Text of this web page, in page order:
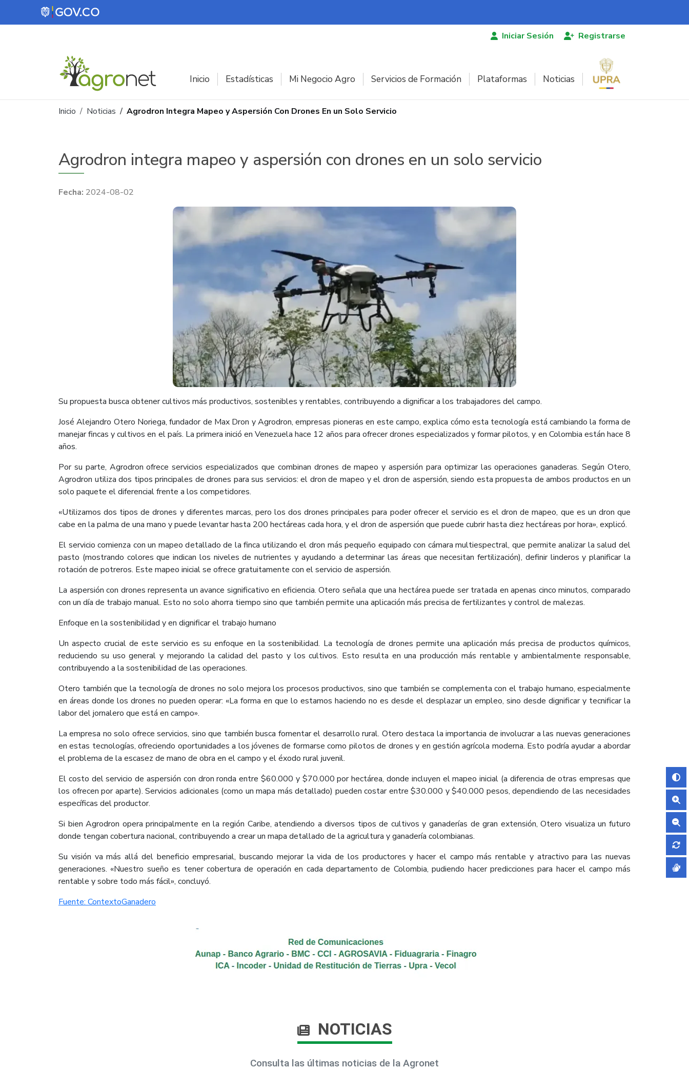
Pasar al contenido principal
Iniciar Sesión Registrarse
Inicio Estadísticas Mi Negocio Agro Servicios de Formación Plataformas Noticias
Ruta de navegación
Inicio Noticias Agrodron Integra Mapeo y Aspersión Con Drones En un Solo Servicio
Agrodron integra mapeo y aspersión con drones en un solo servicio
2024-08-02
Su propuesta busca obtener cultivos más productivos, sostenibles y rentables, contribuyendo a dignificar a los trabajadores del campo.
José Alejandro Otero Noriega, fundador de Max Dron y Agrodron, empresas pioneras en este campo, explica cómo esta tecnología está cambiando la forma de
manejar fincas y cultivos en el país. La primera inició en Venezuela hace 12 años para ofrecer drones especializados y formar pilotos, y en Colombia están hace 8
años.
Por su parte, Agrodron ofrece servicios especializados que combinan drones de mapeo y aspersión para optimizar las operaciones ganaderas. Según Otero,
Agrodron utiliza dos tipos principales de drones para sus servicios: el dron de mapeo y el dron de aspersión, siendo esta propuesta de ambos productos en un
solo paquete el diferencial frente a los competidores.
«Utilizamos dos tipos de drones y diferentes marcas, pero los dos drones principales para poder ofrecer el servicio es el dron de mapeo, que es un dron que
cabe en la palma de una mano y puede levantar hasta 200 hectáreas cada hora, y el dron de aspersión que puede cubrir hasta diez hectáreas por hora», explicó.
El servicio comienza con un mapeo detallado de la finca utilizando el dron más pequeño equipado con cámara multiespectral, que permite analizar la salud del
pasto (mostrando colores que indican los niveles de nutrientes y ayudando a determinar las áreas que necesitan fertilización), definir linderos y planificar la
rotación de potreros. Este mapeo inicial se ofrece gratuitamente con el servicio de aspersión.
La aspersión con drones representa un avance significativo en eficiencia. Otero señala que una hectárea puede ser tratada en apenas cinco minutos, comparado
con un día de trabajo manual. Esto no solo ahorra tiempo sino que también permite una aplicación más precisa de fertilizantes y control de malezas.
Enfoque en la sostenibilidad y en dignificar el trabajo humano
Un aspecto crucial de este servicio es su enfoque en la sostenibilidad. La tecnología de drones permite una aplicación más precisa de productos químicos,
reduciendo su uso general y mejorando la calidad del pasto y los cultivos. Esto resulta en una producción más rentable y ambientalmente responsable,
contribuyendo a la sostenibilidad de las operaciones.
Otero también que la tecnología de drones no solo mejora los procesos productivos, sino que también se complementa con el trabajo humano, especialmente
en áreas donde los drones no pueden operar: «La forma en que lo estamos haciendo no es desde el desplazar un empleo, sino desde dignificar y tecnificar la
labor del jornalero que está en campo».
La empresa no solo ofrece servicios, sino que también busca fomentar el desarrollo rural. Otero destaca la importancia de involucrar a las nuevas generaciones
en estas tecnologías, ofreciendo oportunidades a los jóvenes de formarse como pilotos de drones y en gestión agrícola moderna. Esto podría ayudar a abordar
el problema de la escasez de mano de obra en el campo y el éxodo rural juvenil.
El costo del servicio de aspersión con dron ronda entre $60.000 y $70.000 por hectárea, donde incluyen el mapeo inicial (a diferencia de otras empresas que
los ofrecen por aparte). Servicios adicionales (como un mapa más detallado) pueden costar entre $30.000 y $40.000 pesos, dependiendo de las necesidades
específicas del productor.
Si bien Agrodron opera principalmente en la región Caribe, atendiendo a diversos tipos de cultivos y ganaderías de gran extensión, Otero visualiza un futuro
donde tengan cobertura nacional, contribuyendo a crear un mapa detallado de la agricultura y ganadería colombianas.
Su visión va más allá del beneficio empresarial, buscando mejorar la vida de los productores y hacer el campo más rentable y atractivo para las nuevas
generaciones. «Nuestro sueño es tener cobertura de operación en cada departamento de Colombia, pudiendo hacer predicciones para hacer el campo más
rentable y sobre todo más fácil», concluyó.​
Fuente: ContextoGanadero​
NOTICIAS
Consulta las últimas noticias de la Agronet